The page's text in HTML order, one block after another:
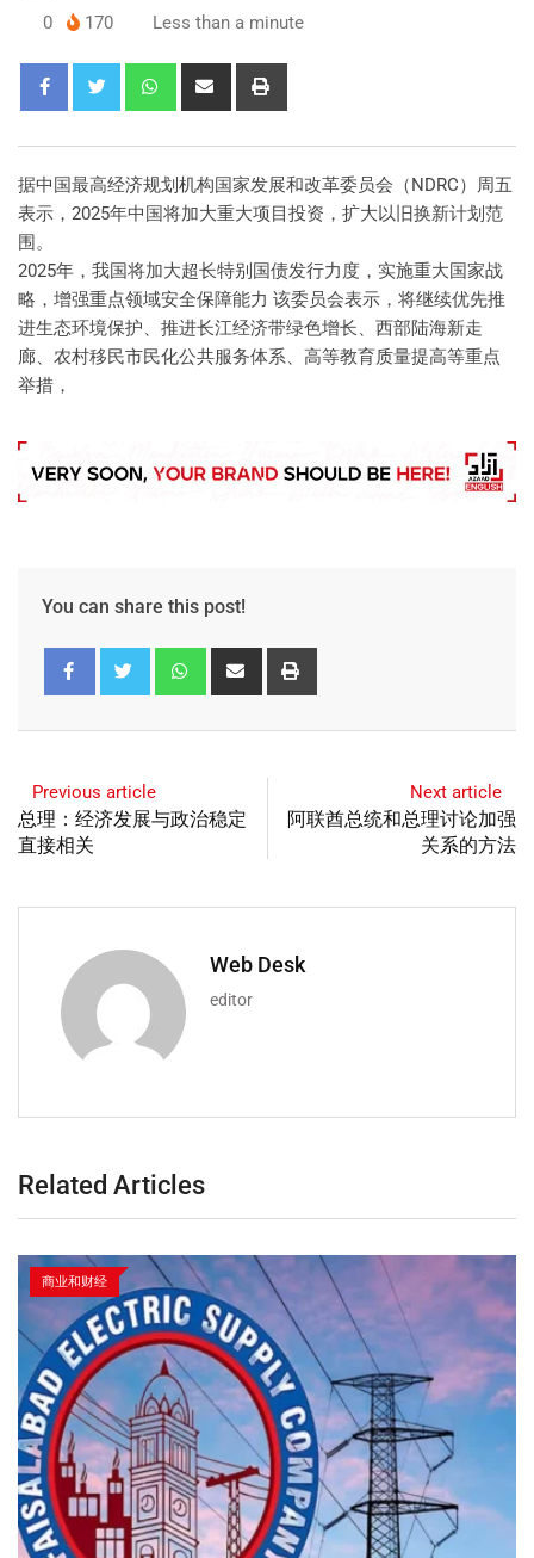
0 170 Less than a minute
据中国最高经济规划机构国家发展和改革委员会（NDRC）周五
表示，2025年中国将加大重大项目投资，扩大以旧换新计划范
围。
2025年，我国将加大超长特别国债发行力度，实施重大国家战
略，增强重点领域安全保障能力 该委员会表示，将继续优先推
进生态环境保护、推进长江经济带绿色增长、西部陆海新走
廊、农村移民市民化公共服务体系、高等教育质量提高等重点
举措，
You can share this post!
Previous article
总理：经济发展与政治稳定
直接相关
Next article
阿联酋总统和总理讨论加强
关系的方法
Web Desk
editor
Related Articles
商业和财经